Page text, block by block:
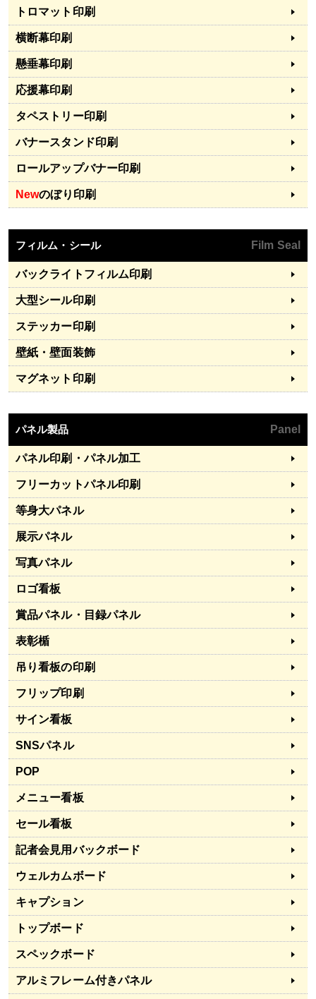
トロマット印刷
横断幕印刷
懸垂幕印刷
応援幕印刷
タペストリー印刷
バナースタンド印刷
ロールアップバナー印刷
Newのぼり印刷
フィルム・シール Film Seal
バックライトフィルム印刷
大型シール印刷
ステッカー印刷
壁紙・壁面装飾
マグネット印刷
パネル製品 Panel
パネル印刷・パネル加工
フリーカットパネル印刷
等身大パネル
展示パネル
写真パネル
ロゴ看板
賞品パネル・目録パネル
表彰楯
吊り看板の印刷
フリップ印刷
サイン看板
SNSパネル
POP
メニュー看板
セール看板
記者会見用バックボード
ウェルカムボード
キャプション
トップボード
スペックボード
アルミフレーム付きパネル